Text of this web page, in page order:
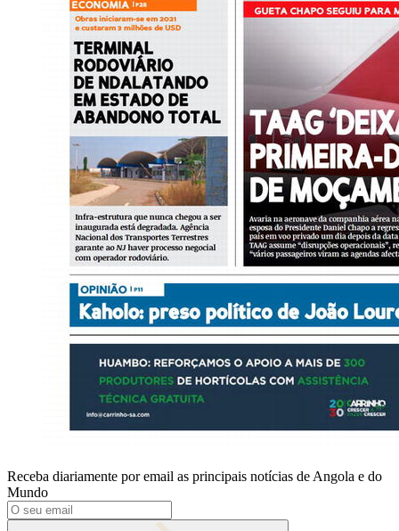
Receba diariamente por email as principais notícias de Angola e do
Mundo